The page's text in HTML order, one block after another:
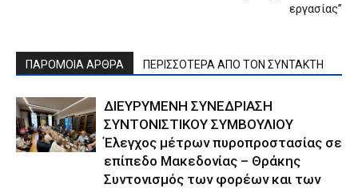
εργασίας”
ΠΑΡΟΜΟΙΑ ΑΡΘΡΑ ΠΕΡΙΣΣΟΤΕΡΑ ΑΠΟ ΤΟΝ ΣΥΝΤΑΚΤΗ
ΔΙΕΥΡΥΜΕΝΗ ΣΥΝΕΔΡΙΑΣΗ
ΣΥΝΤΟΝΙΣΤΙΚΟΥ ΣΥΜΒΟΥΛΙΟΥ
Έλεγχος μέτρων πυροπροστασίας σε
επίπεδο Μακεδονίας – Θράκης
Συντονισμός των φορέων και των